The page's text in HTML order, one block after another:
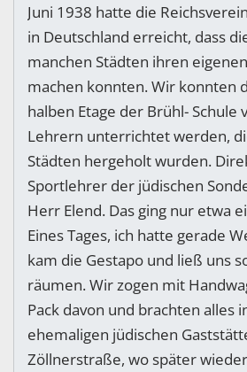
Juni 1938 hatte die
in Deutschland erreicht, dass
manchen Städten ihren
machen konnten. Wir konnten
halben Etage der Brühl- Schule
Lehrern unterrichtet werden,
Städten hergeholt wurden.
Sportlehrer der jüdischen
Herr Elend. Das ging nur etwa
Eines Tages, ich hatte gerade
kam die Gestapo und ließ uns
räumen. Wir zogen mit
Pack davon und brachten alles
ehemaligen jüdischen
Zöllnerstraße, wo später